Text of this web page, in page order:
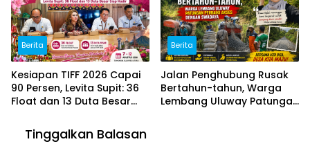
Berita
Kesiapan TIFF 2026 Capai
90 Persen, Levita Supit: 36
Float dan 13 Duta Besar
Berita
Jalan Penghubung Rusak
Bertahun-tahun, Warga
Lembang Uluway Patungan
Tinggalkan Balasan